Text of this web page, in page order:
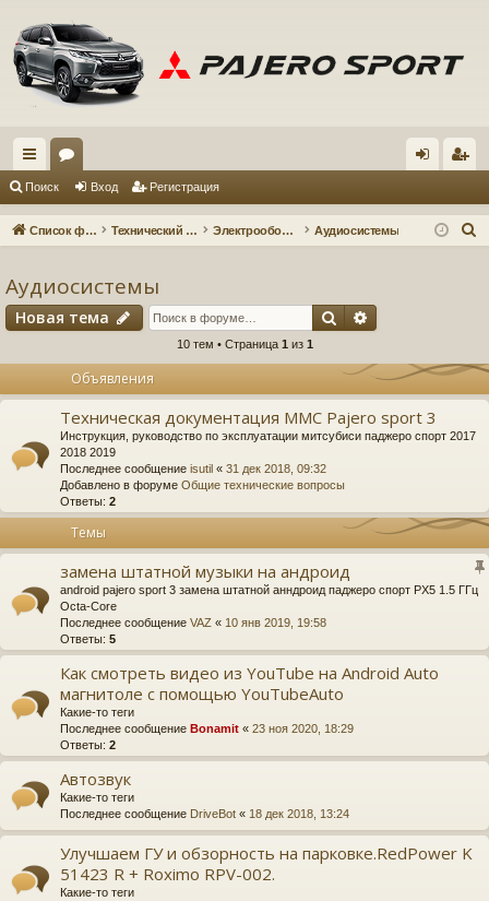
с
ы
и
ум д ис
Поиск Вход Регистрация
Список форумов Технический форум Электрооборудование Аудиосистемы
Аудиосистемы
Новая тема Поиск
10 тем • Страница 1 из 1
Объявления
Техническая документация MMC Pajero sport 3
Инструкция, руководство по эксплуатации митсубиси паджеро спорт 2017
2018 2019
Последнее сообщение isutil « 31 дек 2018, 09:32
Добавлено в форуме Общие технические вопросы
Ответы: 2
Темы
замена штатной музыки на андроид
android pajero sport 3 замена штатной анндроид паджеро спорт PX5 1.5 ГГц
Octa-Core
Последнее сообщение VAZ « 10 янв 2019, 19:58
Ответы: 5
Как смотреть видео из YouTube на Android Auto
магнитоле с помощью YouTubeAuto
Какие-то теги
Последнее сообщение Bonamit « 23 ноя 2020, 18:29
Ответы: 2
Автозвук
Какие-то теги
Последнее сообщение DriveBot « 18 дек 2018, 13:24
Улучшаем ГУ и обзорность на парковке.RedPower K
51423 R + Roximo RPV-002.
Какие-то теги